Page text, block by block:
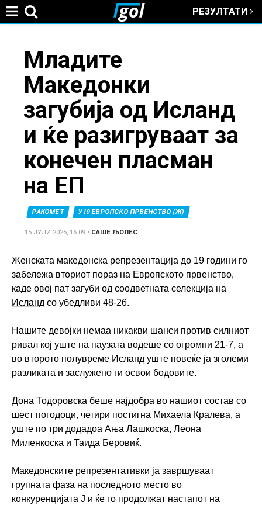
РЕЗУЛТАТИ
here
Младите
Македонки
загубија од Исланд
и ќе разигруваат за
конечен пласман
на ЕП
РАКОМЕТ У19 ЕВРОПСКО ПРВЕНСТВО (Ж)
15 ЈУЛИ 2025, 16:09 • САШЕ ЉОЛЕС
Женската македонска репрезентација до 19 години го
забележа вториот пораз на Европското првенство,
каде овој пат загуби од соодветната селекција на
Исланд со убедливи 48-26.
Нашите девојки немаа никакви шанси против силниот
ривал кој уште на паузата водеше со огромни 21-7, а
во второто полувреме Исланд уште повеќе ја зголеми
разликата и заслужено ги освои бодовите.
Дона Тодоровска беше најдобра во нашиот состав со
шест погодоци, четири постигна Михаела Кралева, а
уште по три додадоа Ања Лашкоска, Леона
Миленкоска и Таида Беровиќ.
Македонските репрезентативки ја завршуваат
групната фаза на последното место во
конкуренцијата Ј и ќе го продолжат настапот на